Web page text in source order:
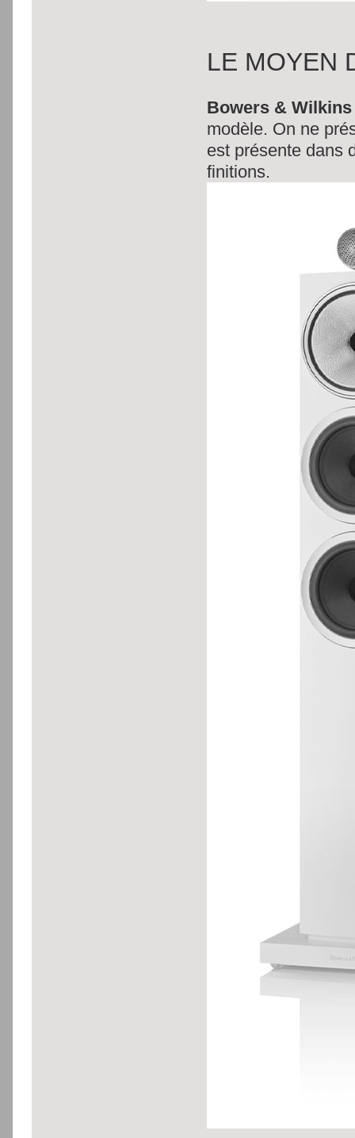
LE MOYEN
Bowers & Wilkins
modèle. On ne
est présente dans
finitions.